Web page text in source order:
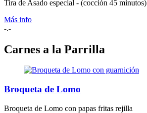
Tira de Asado especial - (cocción 45 minutos)
Más info
-.-
Carnes a la Parrilla
Broqueta de Lomo
Broqueta de Lomo con papas fritas rejilla